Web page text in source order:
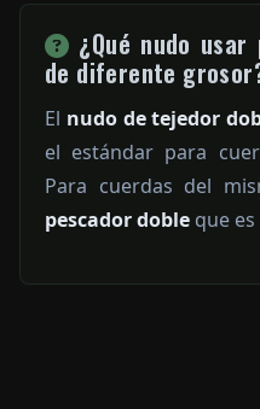
¿Qué nudo
de diferente
El nudo de tejedor
el estándar para
Para cuerdas del
pescador doble que